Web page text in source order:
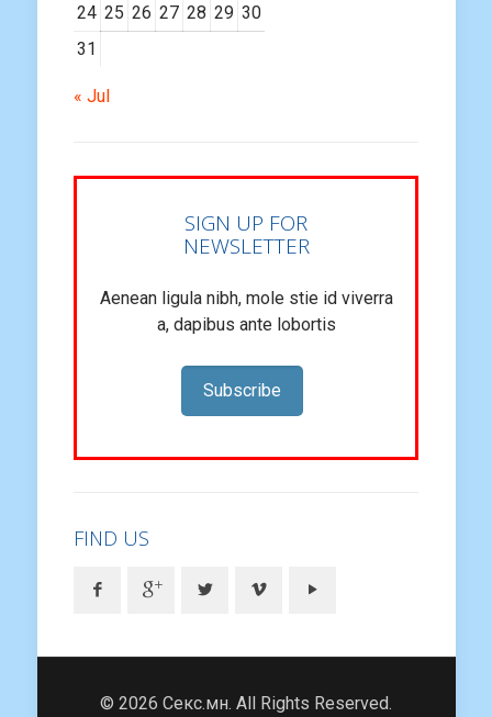
24 25 26 27 28 29 30
31
« Jul
SIGN UP FOR
NEWSLETTER
Aenean ligula nibh, mole stie id viverra
a, dapibus ante lobortis
Subscribe
FIND US
© 2026 Секс.мн. All Rights Reserved.